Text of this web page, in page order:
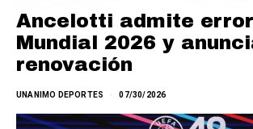
Ancelotti admite
Mundial 2026 y
renovación
UNANIMO DEPORTES 07/30/2026